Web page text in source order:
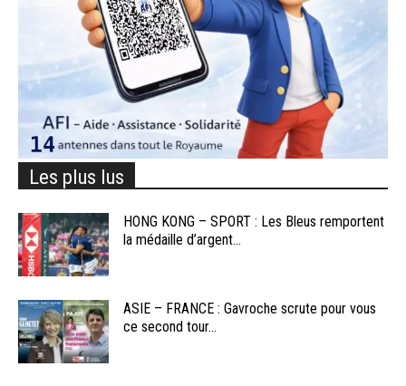
Les plus lus
HONG KONG – SPORT : Les Bleus remportent
la médaille d’argent...
ASIE – FRANCE : Gavroche scrute pour vous
ce second tour...